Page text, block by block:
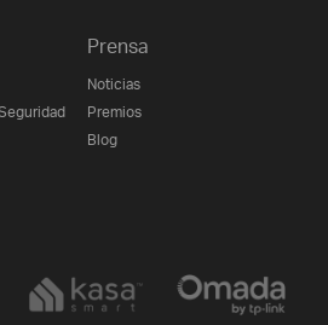
Prensa
Noticias
Premios
Blog